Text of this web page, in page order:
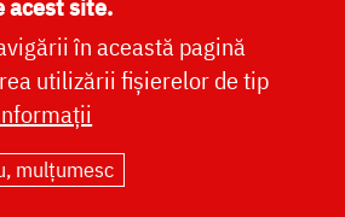
deDOXOLOGIA MEDIA
Iașilor | ©
acest site.
în această pagină
utilizării fișierelor de tip
mulțumesc